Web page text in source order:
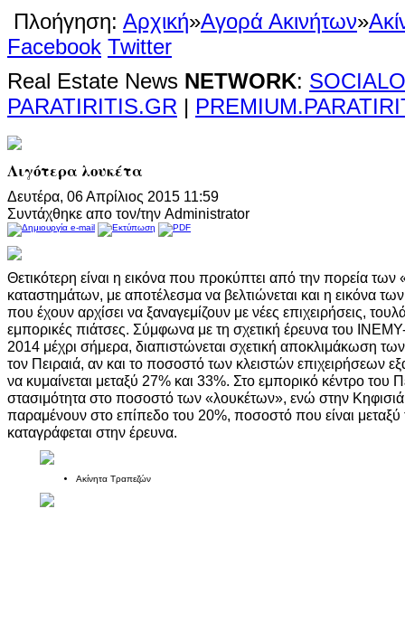
Πλοήγηση: Αρχική»Αγορά Ακινήτων»
Facebook Twitter
Real Estate News NETWORK:
PARATIRITIS.GR |
Λιγότερα λουκέτα
Δευτέρα, 06 Απρίλιος 2015 11:59
Συντάχθηκε απο τον/την Administrator
Θετικότερη είναι η εικόνα που προκύπτει από την πορεία
καταστημάτων, με αποτέλεσμα να βελτιώνεται και η εικόνα
που έχουν αρχίσει να ξαναγεμίζουν με νέες επιχειρήσεις,
εμπορικές πιάτσες. Σύμφωνα με τη σχετική έρευνα του
2014 μέχρι σήμερα, διαπιστώνεται σχετική αποκλιμάκωση
τον Πειραιά, αν και το ποσοστό των κλειστών επιχειρήσεων
να κυμαίνεται μεταξύ 27% και 33%. Στο εμπορικό κέντρο του
στασιμότητα στο ποσοστό των «λουκέτων», ενώ στην
παραμένουν στο επίπεδο του 20%, ποσοστό που είναι
καταγράφεται στην έρευνα.
Ακίνητα Τραπεζών